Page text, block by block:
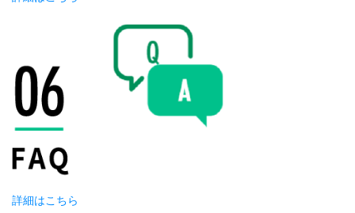
詳細はこちら